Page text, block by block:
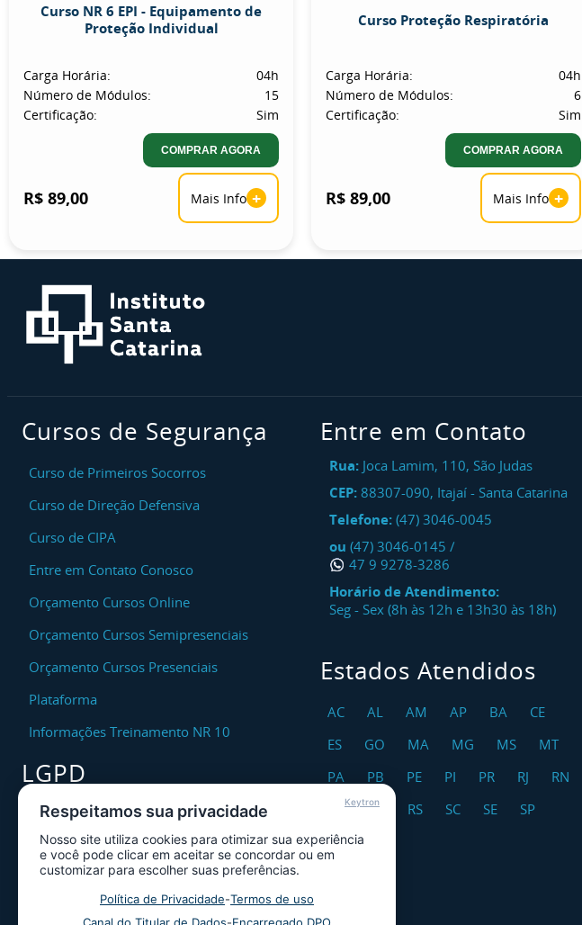
Curso NR 6 EPI - Equipamento de
Proteção Individual
Carga Horária:
04h
Número de Módulos:
15
Certificação:
Sim
COMPRAR AGORA
R$ 89,00 Mais Info +
Curso Proteção Respiratória
Carga Horária:
04h
Número de Módulos:
6
Certificação:
Sim
COMPRAR AGORA
R$ 89,00 Mais Info +
Cursos de Segurança
Curso de Primeiros Socorros
Curso de Direção Defensiva
Curso de CIPA
Entre em Contato Conosco
Orçamento Cursos Online
Orçamento Cursos Semipresenciais
Orçamento Cursos Presenciais
Plataforma
Informações Treinamento NR 10
LGPD
Encarregado DPO
Canal de Atendimento ao Titular dos
Dados
Política de Privacidade
Entre em Contato
Rua: Joca Lamim, 110, São Judas
CEP: 88307-090, Itajaí - Santa Catarina
Telefone: (47) 3046-0045
ou (47) 3046-0145 /
47 9 9278-3286
Horário de Atendimento:
Seg - Sex (8h às 12h e 13h30 às 18h)
Estados Atendidos
AC AL AM AP BA
CE
ES
GO MA MG MS
MT
PA
PB PE PI PR RJ
RN
RO
RR RS SC SE
SP
TO
Keytron
Respeitamos sua privacidade
Nosso site utiliza cookies para otimizar sua experiência
e você pode clicar em aceitar se concordar ou em
customizar para escolher suas preferências.
Política de Privacidade-Termos de uso